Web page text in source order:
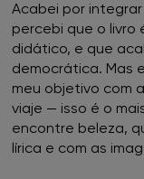
FNAC
FNAC NOVA SBE
FNAC Oeiras
Acabei por
percebi que o
didático, e que
democrática. Mas
meu objetivo com
viaje — isso é o
encontre beleza,
lírica e com as